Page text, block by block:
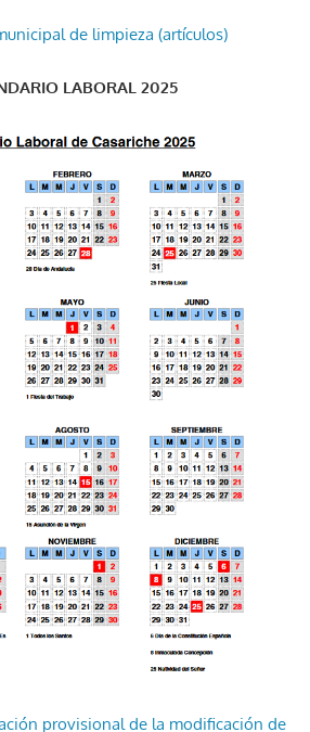
de limpieza (artículos)
LABORAL 2025
provisional de la modificación de